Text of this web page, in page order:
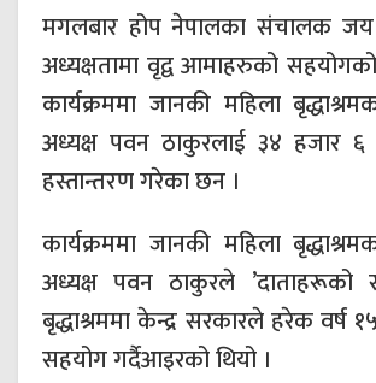
मगलबार होप नेपालका संचालक जय
अध्यक्षतामा वृद्व आमाहरुको
कार्यक्रममा जानकी महिला
अध्यक्ष पवन ठाकुरलाई ३४ हजार
हस्तान्तरण गरेका छन ।
कार्यक्रममा जानकी महिला
अध्यक्ष पवन ठाकुरले
बृद्धाश्रममा केन्द्र सरकारले हरेक वर्ष
सहयोग गर्दैआइरको थियो ।